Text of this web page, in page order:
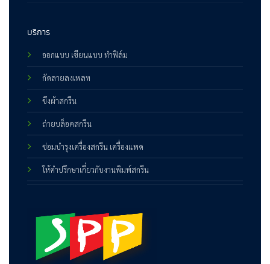
บริการ
ออกแบบ เขียนแบบ ทำฟิล์ม
กัดลายลงเพลท
ขึงผ้าสกรีน
ถ่ายบล็อคสกรีน
ซ่อมบำรุงเครื่องสกรีน เครื่องแพด
ให้คำปรึกษาเกี่ยวกับงานพิมพ์สกรีน